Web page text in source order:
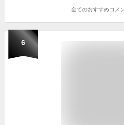
全てのおすすめコメ
6